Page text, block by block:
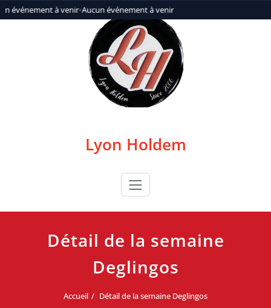
événement à venir•Aucun événement à venir
Aller
au
Lyon Holdem
Détail de la semaine
Deglingos
Accueil Détail de la semaine Deglingos